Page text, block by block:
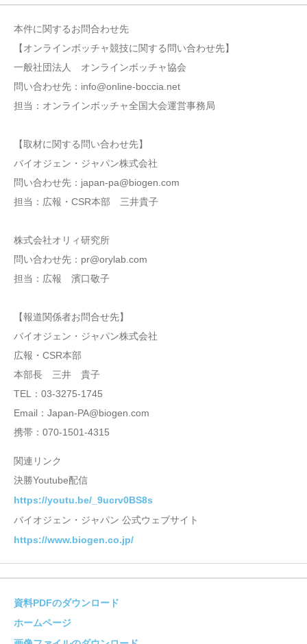
本件に関するお問合わせ先
【オンラインボッチャ競技に関する問い合わせ先】
一般社団法人 オンラインボッチャ協会
問い合わせ先：info@online-boccia.net
担当：オンラインボッチャ全国大会運営事務局
【取材に関する問い合わせ先】
バイオジェン・ジャパン株式会社
問い合わせ先：japan-pa@biogen.com
担当：広報・CSR本部 三井貴子
株式会社オリィ研究所
問い合わせ先：pr@orylab.com
担当：広報 濱口敬子
【報道関係者お問合せ先】
バイオジェン・ジャパン株式会社
広報・CSR本部
本部長 三井 貴子
TEL：03-3275-1745
Email：Japan-PA@biogen.com
携帯：070-1501-4315
関連リンク
決勝Youtube配信
https://youtu.be/_9ucrv0BS8s
バイオジェン・ジャパン 公式ウェブサイト
https://www.biogen.co.jp/
資料PDFのダウンロード
ホームページ